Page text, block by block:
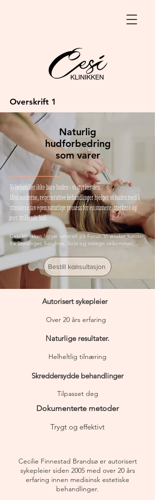
Overskrift 1
Naturlig
hudforbedring
som varer
Vi behandler ikke bare huden - vi styrker den.
Med moderne, regenerative behandlinger hjelper vi huden med å
stimulere sin egen naturlige prosess for en sunnere, sterkere og
mer strålende hud.
Cesi klinikken ligger sentralt på Forus. Vi ønsker kunder
fra Stavanger, Sandnes, Sola og omegn velkommen.
Bestill konsultasjon
Autorisert sykepleier
Over 20 års erfaring
Naturlige resultater.
Helheltlig tilnæring
Skreddersydde behandlinger
Tilpasset deg
Dokumenterte metoder
Trygt og effektivt
Cecilie Finnestad Brandsø er autorisert
sykepleier siden 2005 med over 20 års
erfaring innen medisinsk estetiske
behandlinger.